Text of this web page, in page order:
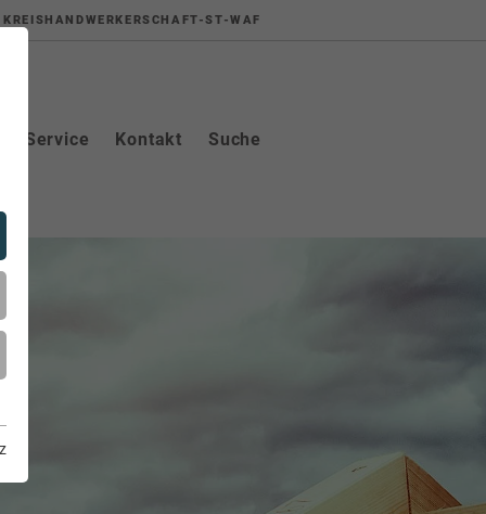
KREISHANDWERKERSCHAFT-ST-WAF
Service Kontakt Suche